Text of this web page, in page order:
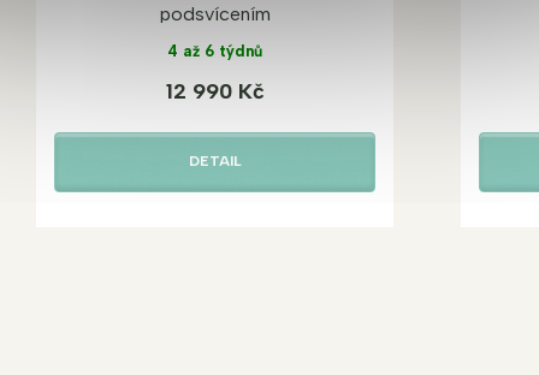
podsvícením
4 až 6 týdnů
12 990 Kč
DETAIL